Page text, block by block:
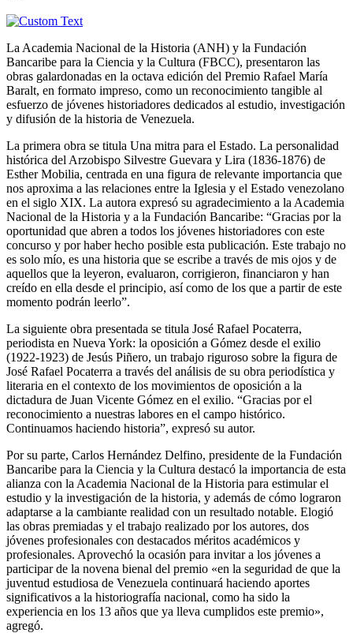
La Academia Nacional de la Historia (ANH) y la Fundación
Bancaribe para la Ciencia y la Cultura (FBCC), presentaron las
obras galardonadas en la octava edición del Premio Rafael María
Baralt, en formato impreso, como un reconocimiento tangible al
esfuerzo de jóvenes historiadores dedicados al estudio, investigación
y difusión de la historia de Venezuela.
La primera obra se titula Una mitra para el Estado. La personalidad
histórica del Arzobispo Silvestre Guevara y Lira (1836-1876) de
Esther Mobilia, centrada en una figura de relevante importancia que
nos aproxima a las relaciones entre la Iglesia y el Estado venezolano
en el siglo XIX. La autora expresó su agradecimiento a la Academia
Nacional de la Historia y a la Fundación Bancaribe: “Gracias por la
oportunidad que abren a todos los jóvenes historiadores con este
concurso y por haber hecho posible esta publicación. Este trabajo no
es solo mío, es una historia que se escribe a través de mis ojos y de
aquellos que la leyeron, evaluaron, corrigieron, financiaron y han
creído en ella desde el principio, así como de los que a partir de este
momento podrán leerlo”.
La siguiente obra presentada se titula José Rafael Pocaterra,
periodista en Nueva York: la oposición a Gómez desde el exilio
(1922-1923) de Jesús Piñero, un trabajo riguroso sobre la figura de
José Rafael Pocaterra a través del análisis de su obra periodística y
literaria en el contexto de los movimientos de oposición a la
dictadura de Juan Vicente Gómez en el exilio. “Gracias por el
reconocimiento a nuestras labores en el campo histórico.
Continuamos haciendo historia”, expresó su autor.
Por su parte, Carlos Hernández Delfino, presidente de la Fundación
Bancaribe para la Ciencia y la Cultura destacó la importancia de esta
alianza con la Academia Nacional de la Historia para estimular el
estudio y la investigación de la historia, y además de cómo lograron
adaptarse a la cambiante realidad con un resultado notable. Elogió
las obras premiadas y el trabajo realizado por los autores, dos
jóvenes profesionales con destacados méritos académicos y
profesionales. Aprovechó la ocasión para invitar a los jóvenes a
participar de la novena bienal del premio «en la seguridad de que la
juventud estudiosa de Venezuela continuará haciendo aportes
significativos a la historiografía nacional, como ha sido la
experiencia en los 13 años que ya lleva cumplidos este premio»,
agregó.